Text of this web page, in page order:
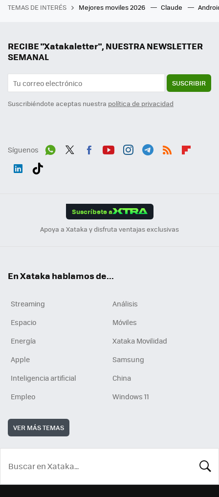
TEMAS DE INTERÉS Mejores moviles 2026 Claude
RECIBE "Xatakaletter", NUESTRA NEWSLETTER
SEMANAL
SUSCRIBIR
Suscribiéndote aceptas nuestra política de privacidad
Síguenos
Suscríbete a
Apoya a Xataka y disfruta ventajas exclusivas
En Xataka hablamos de...
Streaming
Análisis
Espacio
Móviles
Energía
Xataka Movilidad
Apple
Samsung
Inteligencia artificial
China
Empleo
Windows 11
VER MÁS TEMAS